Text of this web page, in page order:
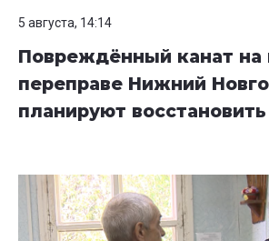
5 августа, 14:14
Повреждённый канат на
переправе Нижний
планируют